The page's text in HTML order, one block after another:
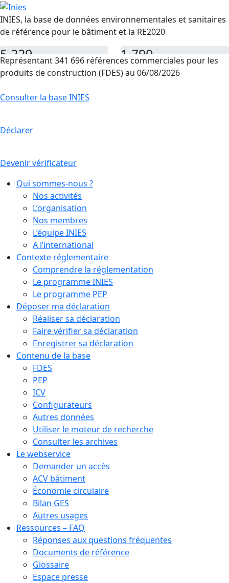
INIES, la base de données environnementales et sanitaires
de référence pour le bâtiment et la RE2020
5 229
FDES
1 790
PEP
Représentant 341 696 références commerciales pour les
produits de construction (FDES) au 06/08/2026
Consulter la base INIES
Déclarer
Devenir vérificateur
Qui sommes-nous ?
Nos activités
L’organisation
Nos membres
L’équipe INIES
A l’international
Contexte réglementaire
Comprendre la réglementation
Le programme INIES
Le programme PEP
Déposer ma déclaration
Réaliser sa déclaration
Faire vérifier sa déclaration
Enregistrer sa déclaration
Contenu de la base
FDES
PEP
ICV
Configurateurs
Autres données
Utiliser le moteur de recherche
Consulter les archives
Le webservice
Demander un accès
ACV bâtiment
Économie circulaire
Bilan GES
Autres usages
Ressources – FAQ
Réponses aux questions fréquentes
Documents de référence
Glossaire
Espace presse